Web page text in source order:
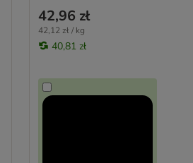
42,96 zł
42,12 zł / kg
40,81 zł